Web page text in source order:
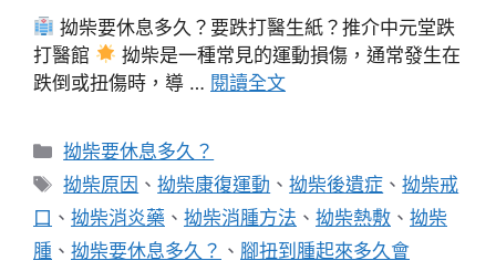
拗柴要休息多久？要跌打醫生紙？推介中元堂跌
打醫館
拗柴是一種常見的運動損傷，通常發生在
跌倒或扭傷時，導 … 閱讀全文
分
類
拗柴要休息多久？
標
籤
拗柴原因 、拗柴康復運動 、拗柴後遺症 、拗柴戒
口 、 拗柴消炎藥 、 拗柴消腫方法 、 拗柴熱敷 、 拗柴
腫 、 拗柴要休息多久？ 、 腳扭到腫起來多久會